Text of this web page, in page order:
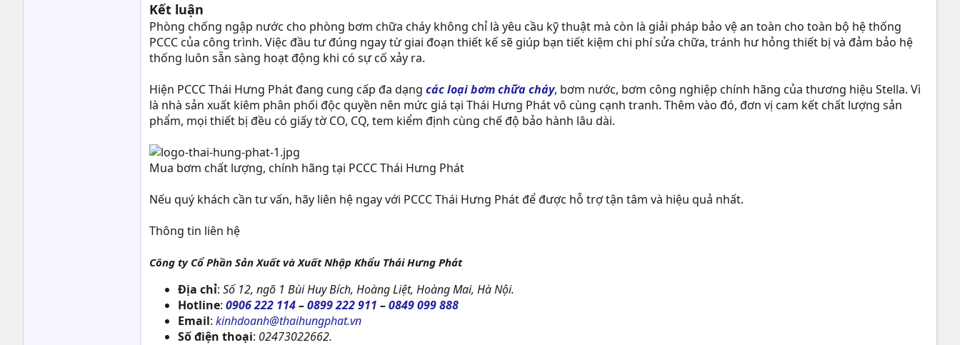
Kết luận
Phòng chống ngập nước cho phòng bơm chữa cháy không chỉ là yêu cầu kỹ thuật mà còn là giải pháp bảo vệ an toàn cho toàn bộ hệ thống
PCCC của công trình. Việc đầu tư đúng ngay từ giai đoạn thiết kế sẽ giúp bạn tiết kiệm chi phí sửa chữa, tránh hư hỏng thiết bị và đảm bảo hệ
thống luôn sẵn sàng hoạt động khi có sự cố xảy ra.
Hiện PCCC Thái Hưng Phát đang cung cấp đa dạng các loại bơm chữa cháy, bơm nước, bơm công nghiệp chính hãng của thương hiệu Stella. Vì
là nhà sản xuất kiêm phân phối độc quyền nên mức giá tại Thái Hưng Phát vô cùng cạnh tranh. Thêm vào đó, đơn vị cam kết chất lượng sản
phẩm, mọi thiết bị đều có giấy tờ CO, CQ, tem kiểm định cùng chế độ bảo hành lâu dài.
Mua bơm chất lượng, chính hãng tại PCCC Thái Hưng Phát
Nếu quý khách cần tư vấn, hãy liên hệ ngay với PCCC Thái Hưng Phát để được hỗ trợ tận tâm và hiệu quả nhất.
Thông tin liên hệ
Công ty Cổ Phần Sản Xuất và Xuất Nhập Khẩu Thái Hưng Phát
Địa chỉ: Số 12, ngõ 1 Bùi Huy Bích, Hoàng Liệt, Hoàng Mai, Hà Nội.
Hotline: 0906 222 114–0899 222 911 –0849 099 888
Email: kinhdoanh@thaihungphat.vn
Số điện thoại: 02473022662.